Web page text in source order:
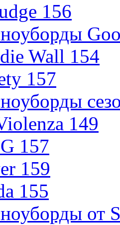
156
Wall 154
157
149
157
159
155
от